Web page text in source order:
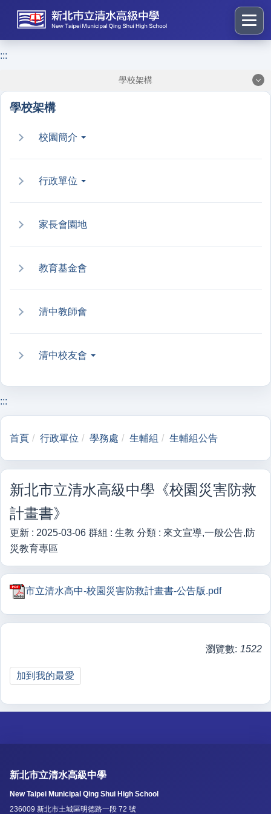
到
塊
:::
學校架構
學校架構
校園簡介
行政單位
家長會園地
教育基金會
清中教師會
清中校友會
:::
首頁 行政單位 學務處 生輔組 生輔組公告
新北市立清水高級中學《校園災害防救
計畫書》
更新 : 2025-03-06 群組 : 生教 分類 : 來文宣導,一般公告,防
災教育專區
市立清水高中-校園災害防救計畫書-公告版.pdf
瀏覽數: 1522
加到我的最愛
新北市立清水高級中學
New Taipei Municipal Qing Shui High School
236009 新北市土城區明德路一段 72 號